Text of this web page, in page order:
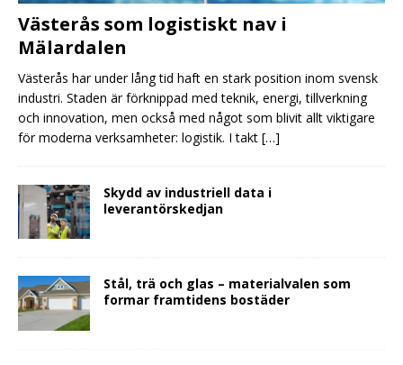
Västerås som logistiskt nav i
Mälardalen
Västerås har under lång tid haft en stark position inom svensk
industri. Staden är förknippad med teknik, energi, tillverkning
och innovation, men också med något som blivit allt viktigare
för moderna verksamheter: logistik. I takt […]
Skydd av industriell data i
leverantörskedjan
Stål, trä och glas – materialvalen som
formar framtidens bostäder